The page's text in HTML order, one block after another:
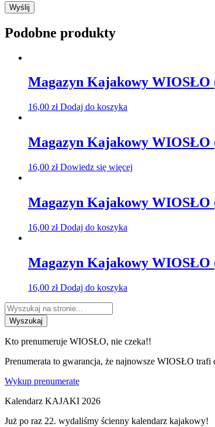
Podobne produkty
Magazyn Kajakowy WIOSŁO
16,00 zł Dodaj do koszyka
Magazyn Kajakowy WIOSŁO
16,00 zł Dowiedz się więcej
Magazyn Kajakowy WIOSŁO
16,00 zł Dodaj do koszyka
Magazyn Kajakowy WIOSŁO
16,00 zł Dodaj do koszyka
Wyszukaj
Kto prenumeruje WIOSŁO, nie czeka!!
Prenumerata to gwarancja, że najnowsze WIOSŁO
Wykup prenumeratę
Kalendarz KAJAKI 2026
Już po raz 22. wydaliśmy ścienny kalendarz kajakowy!